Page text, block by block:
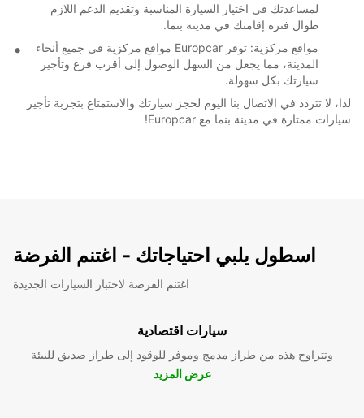
لمساعدتك في اختيار السيارة المناسبة وتقديم الدعم اللازم
طوال فترة إقامتك في مدينة بنما.
مواقع مركزية: توفر Europcar مواقع مركزية في جميع أنحاء
المدينة، مما يجعل من السهل الوصول إلى أقرب فرع وتأجير
سيارتك بكل سهولة.
لذا، لا تتردد في الاتصال بنا اليوم لحجز سيارتك والاستمتاع بتجربة تأجير
سيارات ممتازة في مدينة بنما مع Europcar!
اسطول يلبي احتياجاتك - اغتنم الفرضة
اغتنم الفرصة لاختبار السيارات الجديدة
سيارات اقتصادية
وتتراوح هذه من طراز مدمج وموفر للوقود إلى طراز صديق للبيئة
عرض المزيد